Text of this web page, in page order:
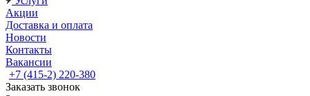
Акции
Доставка и оплата
Новости
Контакты
Вакансии
+7 (415-2) 220-380
Заказать звонок